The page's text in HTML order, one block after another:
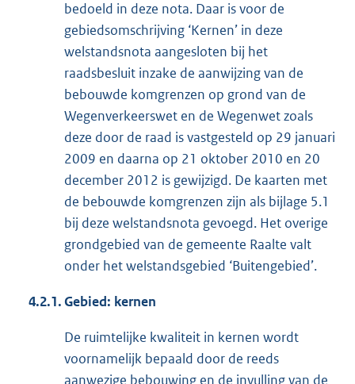
bedoeld in deze nota. Daar is voor de
gebiedsomschrijving ‘Kernen’ in deze
welstandsnota aangesloten bij het
raadsbesluit inzake de aanwijzing van de
bebouwde komgrenzen op grond van de
Wegenverkeerswet en de Wegenwet zoals
deze door de raad is vastgesteld op 29 januari
2009 en daarna op 21 oktober 2010 en 20
december 2012 is gewijzigd. De kaarten met
de bebouwde komgrenzen zijn als bijlage 5.1
bij deze welstandsnota gevoegd. Het overige
grondgebied van de gemeente Raalte valt
onder het welstandsgebied ‘Buitengebied’.
4.2.1.Gebied: kernen
De ruimtelijke kwaliteit in kernen wordt
voornamelijk bepaald door de reeds
aanwezige bebouwing en de invulling van de